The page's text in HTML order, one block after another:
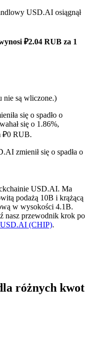
jako zabezpieczenie
USD.AI osiągnął
₽2.04 RUB za 1
nie są wliczone.)
się o spadło o
się o 1.86%,
₽0 RUB.
zmienił się o spadła o
USD.AI. Ma
podażą 10B i krążącą
w wysokości 4.1B.
nasz przewodnik krok po
USD.AI (CHIP).
różnych kwot